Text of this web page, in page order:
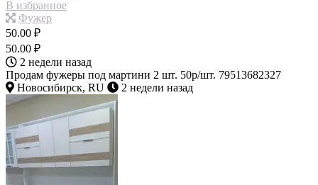
В избранное
Фужер
50.00 ₽
50.00 ₽
2 недели назад
Продам фужеры под мартини 2 шт. 50р/шт. 79513682327
Новосибирск, RU
2 недели назад